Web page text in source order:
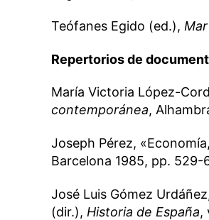
Teófanes Egido (ed.),
Repertorios de
María Victoria López-
contemporánea,
Joseph Pérez,
Barcelona 1985, pp. 529-
José Luis Gómez
(dir.), Historia de España,